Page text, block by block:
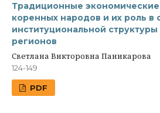
Традиционные экономические
коренных народов и их роль в
институциональной
регионов
Светлана Викторовна Паникарова
124-149
PDF